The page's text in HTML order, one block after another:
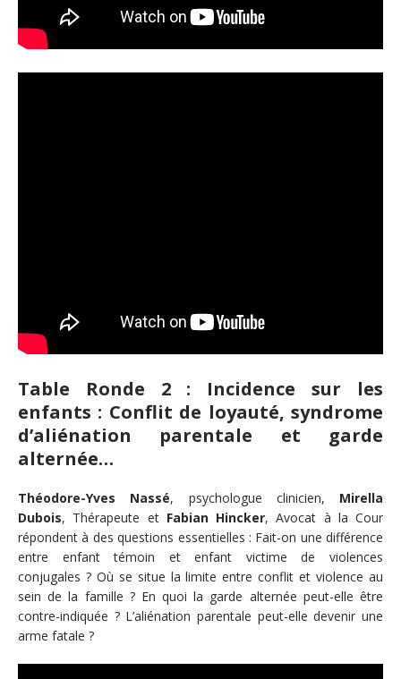
Table Ronde 2 : Incidence sur les
enfants : Conflit de loyauté, syndrome
d’aliénation parentale et garde
alternée…
Théodore-Yves Nassé, psychologue clinicien, Mirella
Dubois, Thérapeute et Fabian Hincker, Avocat à la Cour
répondent à des questions essentielles : Fait-on une différence
entre enfant témoin et enfant victime de violences
conjugales ? Où se situe la limite entre conflit et violence au
sein de la famille ? En quoi la garde alternée peut-elle être
contre-indiquée ? L’aliénation parentale peut-elle devenir une
arme fatale ?